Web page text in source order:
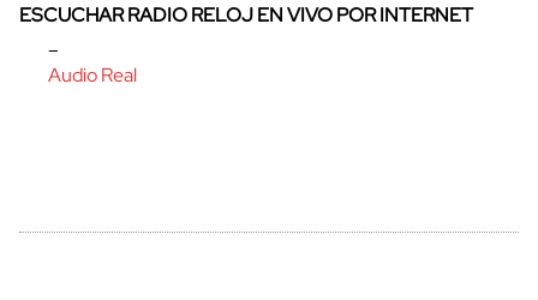
ESCUCHAR RADIO RELOJ EN VIVO POR INTERNET
–
Audio Real